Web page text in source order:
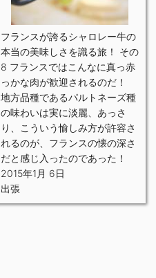
フランスが誇るシャロレー牛の
本当の美味しさを識る旅！ その
8 フランスではこんなに真っ赤
っかな肉が歓迎されるのだ！
地方品種であるパルトネーズ種
の味わいは実に淡麗、あっさ
り、こういう愉しみ方が許容さ
れるのが、フランスの懐の深さ
だと感じ入ったのであった！
2015年1月 6日
出張